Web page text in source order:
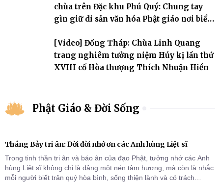
chùa trên Đặc khu Phú Quý: Chung tay
gìn giữ di sản văn hóa Phật giáo nơi biển
[Video] Đồng Tháp: Chùa Linh Quang
trang nghiêm tưởng niệm Húy kị lần thứ
XVIII cố Hòa thượng Thích Nhuận Hiền
Phật Giáo & Đời Sống
Tháng Bảy tri ân: Đời đời nhớ ơn các Anh hùng Liệt sĩ
Trong tinh thần tri ân và báo ân của đạo Phật, tưởng nhớ các Anh
hùng Liệt sĩ không chỉ là dâng một nén tâm hương, mà còn là nhắc
mỗi người biết trân quý hòa bình, sống thiện lành và có trách